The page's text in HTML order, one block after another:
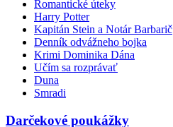
Romantické úteky
Harry Potter
Kapitán Stein a Notár Barbarič
Denník odvážneho bojka
Krimi Dominika Dána
Učím sa rozprávať
Duna
Smradi
Darčekové poukážky